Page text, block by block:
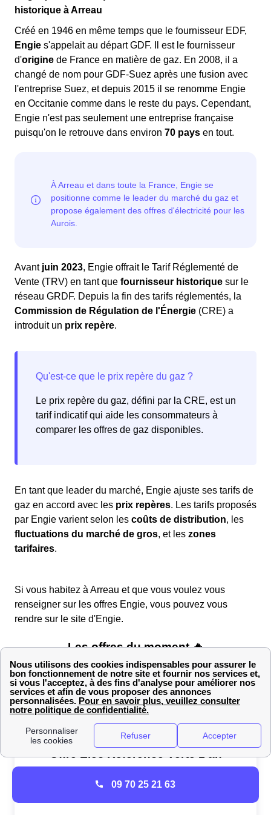
En cas d'intervention, vous devrez patienter
jusqu'à l'arrivée d'un technicien Engie
disponible Midi-Pyrénées. L'opérateur vous
fournira des consignes à suivre en attendant
son arrivée.
Enedis.
fournisseur. Ce dernier a le droit de demander la
réduction
approvisionnement en énergie en cas de non-
votre fournisseur pour connaître les démarches à
suivre.
Unesurcharge électriquepeut également être la
cause de la coupure, souvent due à un trop grand
nombre d'appareils branchés en même temps ou à
historique à Arreau
Créé en 1946 en même temps que le fournisseur EDF,
Engie s'appelait au départ GDF. Il est le fournisseur
d'origine de France en matière de gaz. En 2008, il a
changé de nom pour GDF-Suez après une fusion avec
l'entreprise Suez, et depuis 2015 il se renomme Engie
en Occitanie comme dans le reste du pays. Cependant,
Engie n'est pas seulement une entreprise française
puisqu'on le retrouve dans environ 70 pays en tout.
Avant juin 2023, Engie offrait le Tarif Réglementé de
Vente (TRV) en tant que fournisseur historique sur le
réseau GRDF. Depuis la fin des tarifs réglementés, la
Commission de Régulation de l'Énergie (CRE) a
introduit un prix repère.
Le prix repère du gaz, défini par la CRE, est un
tarif indicatif qui aide les consommateurs à
comparer les offres de gaz disponibles.
En tant que leader du marché, Engie ajuste ses tarifs de
gaz en accord avec les prix repères. Les tarifs proposés
par Engie varient selon les coûts de distribution, les
fluctuations du marché de gros, et les zones
tarifaires.
Si vous habitez à Arreau et que vous voulez vous
renseigner sur les offres Engie, vous pouvez vous
rendre sur le site d'Engie.
09 70 25 21 63